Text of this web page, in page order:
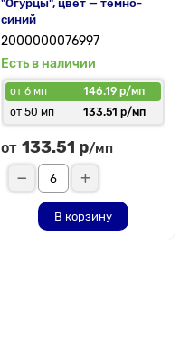
"Огурцы", цвет — темно-
синий
2000000076997
Есть в наличии
от 6 мп
146.19 р/мп
от 50 мп
133.51 р/мп
от 133.51 р/мп
В корзину